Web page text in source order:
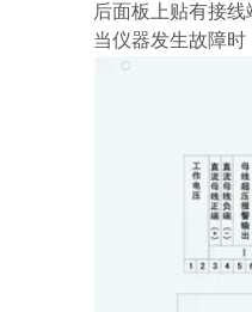
后面板上贴有接
当仪器发生故障